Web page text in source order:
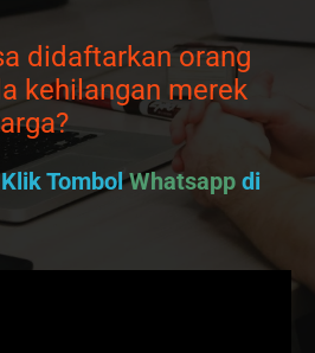
didaftarkan orang
kehilangan merek
TombolWhatsapp di